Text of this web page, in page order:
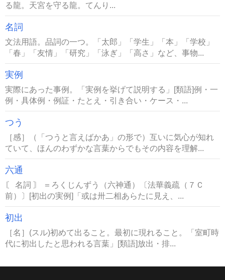
る龍。天宮を守る龍。てんり...
名詞
文法用語。品詞の一つ。「太郎」「学生」「本」「学校」
「春」「友情」「研究」「泳ぎ」「高さ」など、事物...
実例
実際にあった事例。「実例を挙げて説明する」[類語]例・一
例・具体例・例証・たとえ・引き合い・ケース・...
つう
［感］（「つうと言えばかあ」の形で）互いに気心が知れ
ていて、ほんのわずかな言葉からでもその内容を理解...
六通
〘 名詞 〙 ＝ろくじんずう（六神通）〔法華義疏（７Ｃ
前）〕[初出の実例]「或は卅二相あらたに見え、...
初出
［名］(スル)初めて出ること。最初に現れること。「室町時
代に初出したと思われる言葉」[類語]放出・排...